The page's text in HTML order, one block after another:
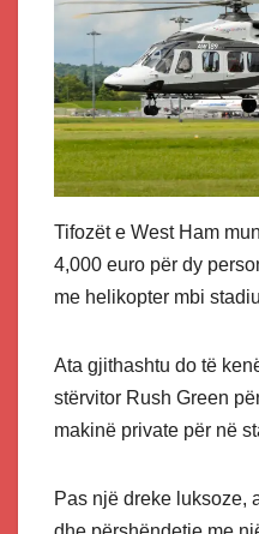
Tifozët e West Ham
4,000 euro për dy
me helikopter mbi
Ata gjithashtu do të
stërvitor Rush Green
makinë private për në
Pas një dreke luksoze,